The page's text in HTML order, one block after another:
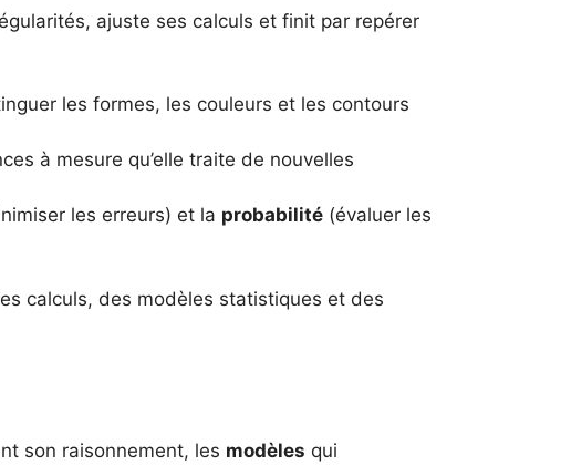
ajuste ses calculs et finit par repérer
les formes, les couleurs et les contours
à mesure qu’elle traite de nouvelles
les erreurs) et la probabilité (évaluer les
calculs, des modèles statistiques et des
son raisonnement, les modèles qui